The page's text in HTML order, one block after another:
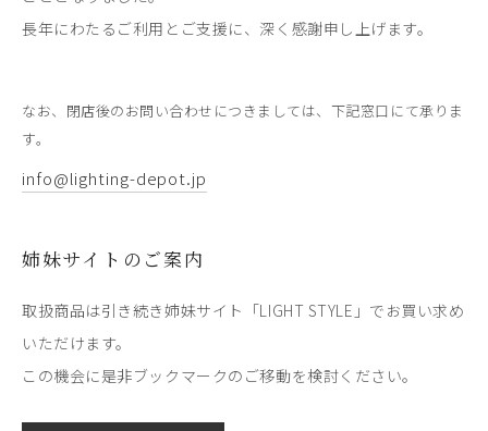
長年にわたるご利用とご支援に、深く感謝申し上げます。
なお、閉店後のお問い合わせにつきましては、下記窓口にて承りま
す。
info@lighting-depot.jp
姉妹サイトのご案内
取扱商品は引き続き姉妹サイト「LIGHT STYLE」でお買い求め
いただけます。
この機会に是非ブックマークのご移動を検討ください。